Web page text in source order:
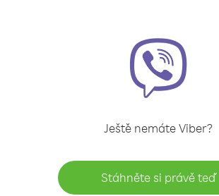
Ještě nemáte Viber?
Stáhněte si právě teď